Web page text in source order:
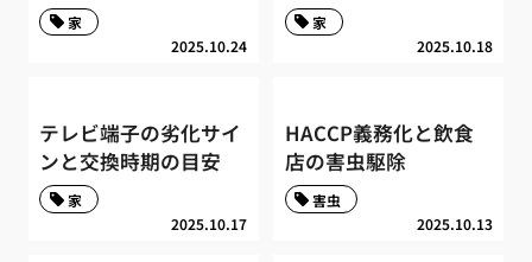
2025.10.24
家
2025.10.18
家
テレビ端子の劣化サイ
ンと交換時期の目安
2025.10.17
家
HACCP義務化と飲食
店の害虫駆除
2025.10.13
害虫